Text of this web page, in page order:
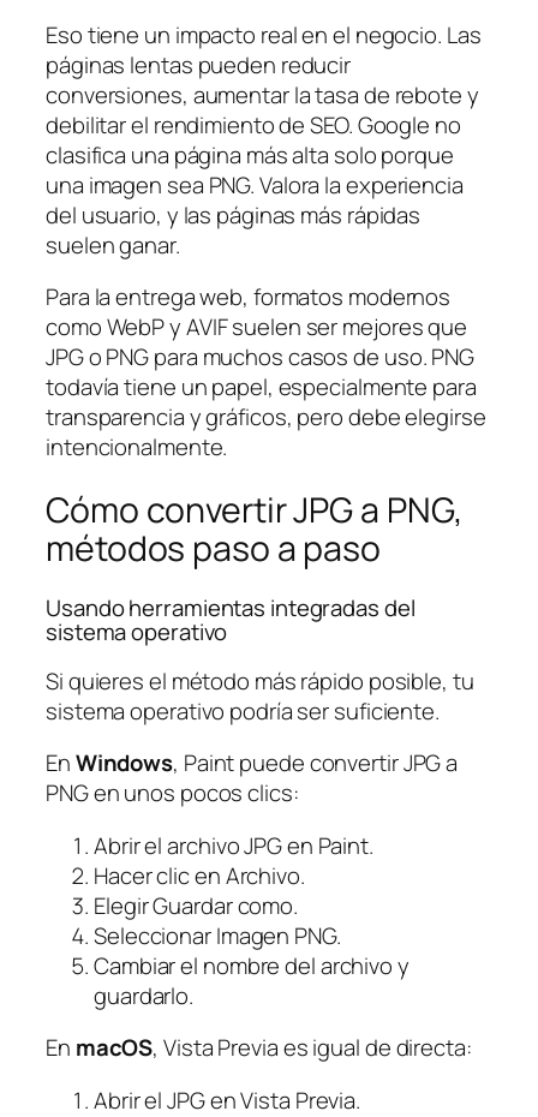
Eso tiene un impacto real en el negocio. Las
páginas lentas pueden reducir
conversiones, aumentar la tasa de rebote y
debilitar el rendimiento de SEO. Google no
clasifica una página más alta solo porque
una imagen sea PNG. Valora la experiencia
del usuario, y las páginas más rápidas
suelen ganar.
Para la entrega web, formatos modernos
como WebP y AVIF suelen ser mejores que
JPG o PNG para muchos casos de uso. PNG
todavía tiene un papel, especialmente para
transparencia y gráficos, pero debe elegirse
intencionalmente.
Cómo convertir JPG a PNG,
métodos paso a paso
Usando herramientas integradas del
sistema operativo
Si quieres el método más rápido posible, tu
sistema operativo podría ser suficiente.
EnWindows, Paint puede convertir JPG a
PNG en unos pocos clics:
Abrir el archivo JPG en Paint.
Hacer clic en Archivo.
Elegir Guardar como.
Seleccionar Imagen PNG.
Cambiar el nombre del archivo y
guardarlo.
En macOS, Vista Previa es igual de directa:
Abrir el JPG en Vista Previa.